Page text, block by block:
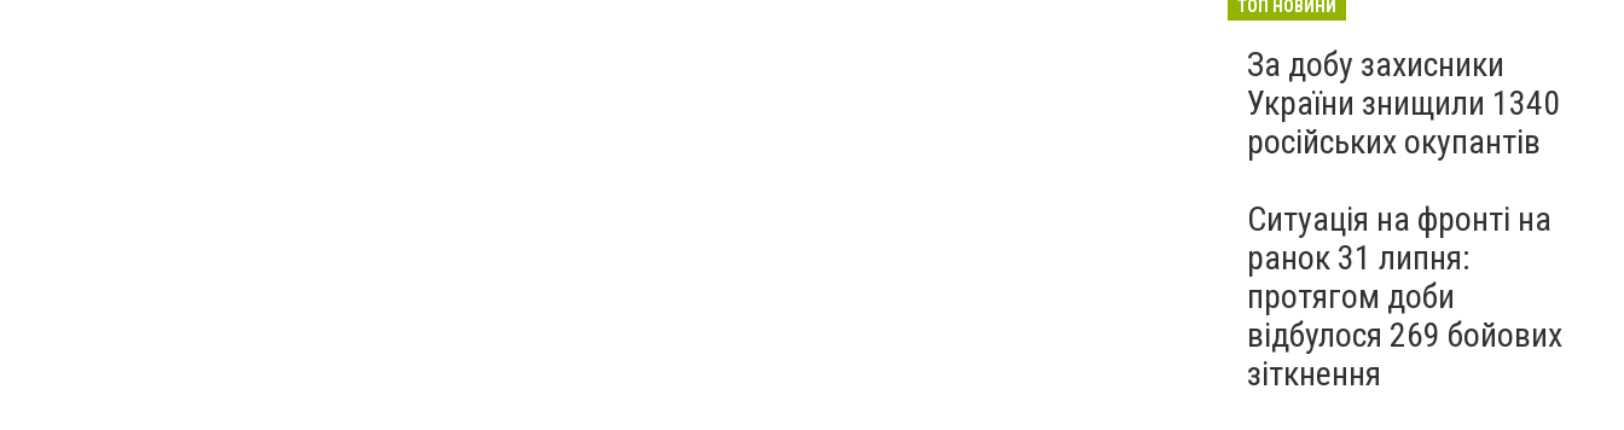
ТОП НОВИНИ
За добу захисники
України знищили 1340
російських окупантів
Ситуація на фронті на
ранок 31 липня:
протягом доби
відбулося 269 бойових
зіткнення